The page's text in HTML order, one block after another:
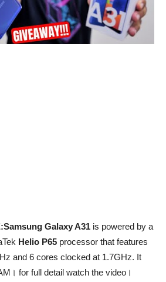
Galaxy A31 is powered by a
Helio P65 processor that features
and 6 cores clocked at 1.7GHz. It
for full detail watch the video।